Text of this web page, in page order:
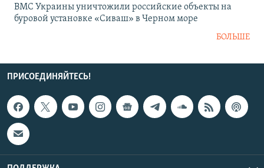
ВМС Украины уничтожили российские объекты на
буровой установке «Сиваш» в Черном море
БОЛЬШЕ
ПРИСОЕДИНЯЙТЕСЬ!